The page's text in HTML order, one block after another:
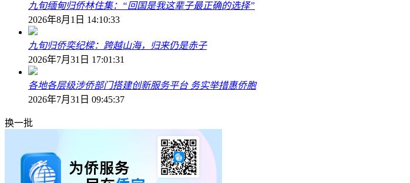
九旬缅甸归侨林住集：“回国是我这辈子最正确的选择”
2026年8月1日 14:10:33
九旬归侨奕纪樑：跨越山海，归来仍是赤子
2026年7月31日 17:01:31
各地各层级涉侨部门搭建创新服务平台 务实举措惠侨胞
2026年7月31日 09:45:37
换一批